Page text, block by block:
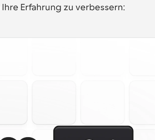
Erfahrung zu verbessern: